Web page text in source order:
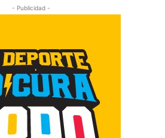
- Publicidad -